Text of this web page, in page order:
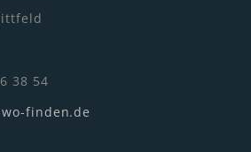
38 54
finden.de